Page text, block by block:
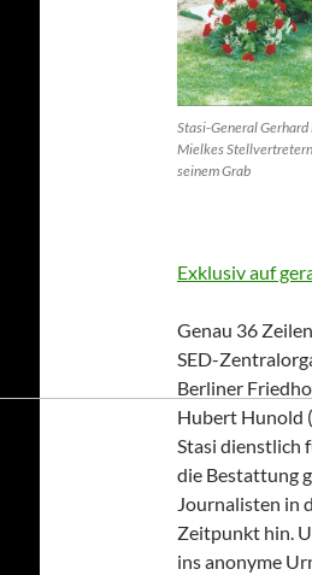
Stasi-General
Mielkes
seinem Grab
Exklusiv auf
Genau 36
SED-
Berliner
Hubert Hunold
Stasi dienstlich
die Bestattung
Journalisten in
Zeitpunkt hin.
ins anonyme